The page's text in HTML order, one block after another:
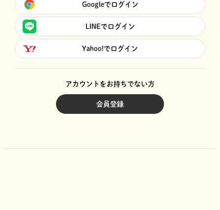
Googleでログイン
LINEでログイン
Yahoo!でログイン
アカウントをお持ちでない方
会員登録